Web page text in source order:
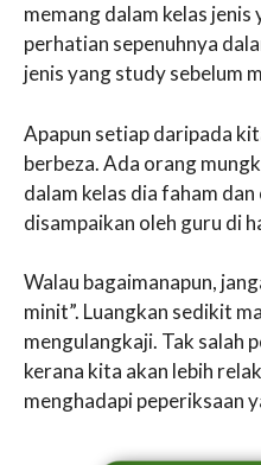
memang dalam kelas
perhatian sepenuhnya
jenis yang study sebelum
Apapun setiap daripada
berbeza. Ada orang
dalam kelas dia faham
disampaikan oleh guru di
Walau bagaimanapun,
minit”. Luangkan sedikit
mengulangkaji. Tak salah
kerana kita akan lebih
menghadapi peperiksaan